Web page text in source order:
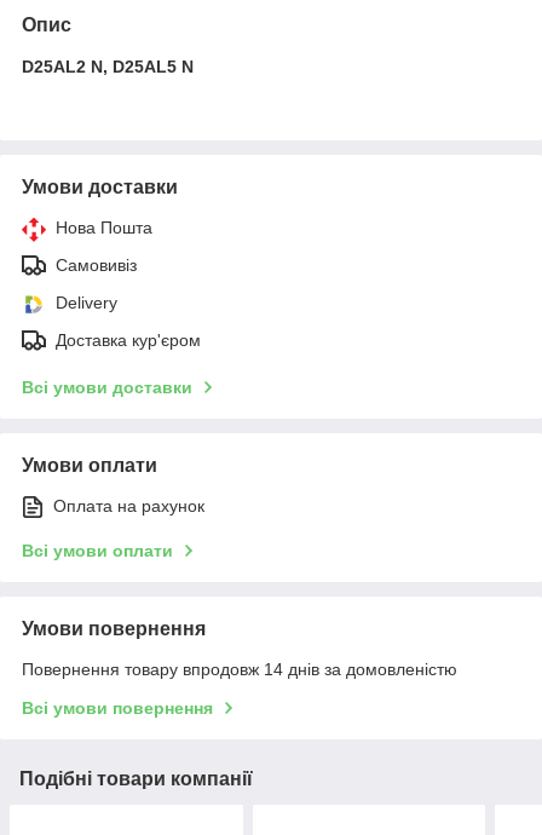
Опис
D25AL2 N, D25AL5 N
Умови доставки
Нова Пошта
Самовивіз
Delivery
Доставка кур'єром
Всі умови доставки
Умови оплати
Оплата на рахунок
Всі умови оплати
Умови повернення
Повернення товару впродовж 14 днів за домовленістю
Всі умови повернення
Подібні товари компанії